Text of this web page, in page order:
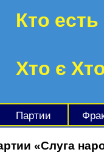
Кто
Хто є
Партии
«Слуга